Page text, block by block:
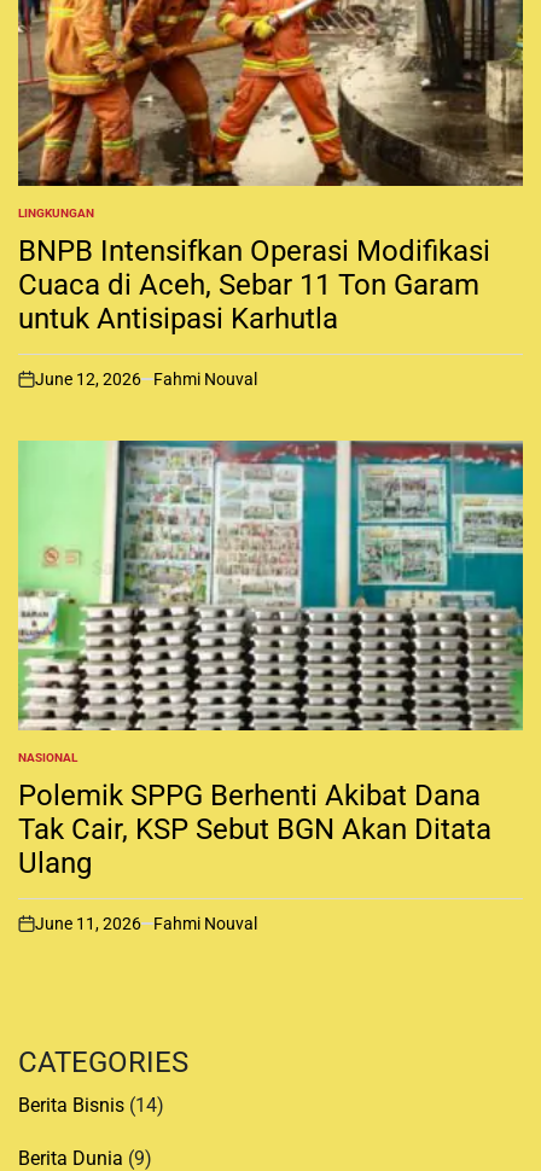
P
O
S
T
E
D
I
LINGKUNGAN
BNPB Intensifkan Operasi Modifikasi
Cuaca di Aceh, Sebar 11 Ton Garam
untuk Antisipasi Karhutla
o
June 12, 2026 Fahmi Nouval
P
O
S
T
D
NASIONAL
Polemik SPPG Berhenti Akibat Dana
Tak Cair, KSP Sebut BGN Akan Ditata
Ulang
o
June 11, 2026 Fahmi Nouval
CATEGORIES
Berita Bisnis (14)
Berita Dunia (9)